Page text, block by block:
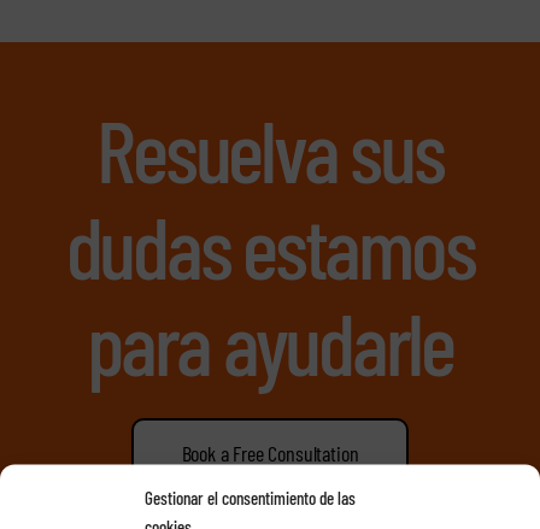
Gestionar el consentimiento de las
Resuelva sus
dudas estamos
para ayudarle
Book a Free Consultation